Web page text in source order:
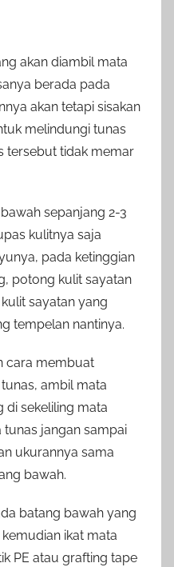
akan diambil mata
berada pada
akan tetapi sisakan
melindungi tunas
tersebut tidak memar
sepanjang 2-3
kulitnya saja
pada ketinggian
potong kulit sayatan
sayatan yang
tempelan nantinya.
cara membuat
ambil mata
sekeliling mata
jangan sampai
ukurannya sama
bawah.
batang bawah yang
ikat mata
PE atau grafting tape